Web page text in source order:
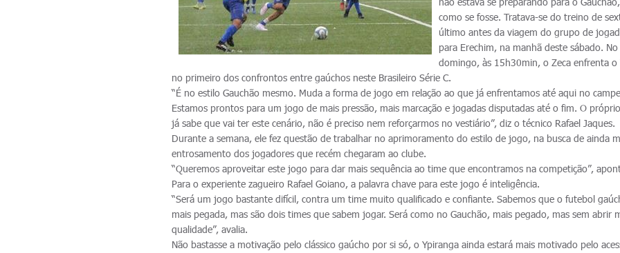
como se fosse. Tratava-se do treino de
último antes da viagem do grupo de
para Erechim, na manhã deste sábado. No
domingo, às 15h30min, o Zeca enfrenta o
no primeiro dos confrontos entre gaúchos neste Brasileiro Série C.
“É no estilo Gauchão mesmo. Muda a forma de jogo em relação ao que já enfrentamos até aqui no
Estamos prontos para um jogo de mais pressão, mais marcação e jogadas disputadas até o fim. O
já sabe que vai ter este cenário, não é preciso nem reforçarmos no vestiário”, diz o técnico Rafael Jaques.
Durante a semana, ele fez questão de trabalhar no aprimoramento do estilo de jogo, na busca de ainda
entrosamento dos jogadores que recém chegaram ao clube.
“Queremos aproveitar este jogo para dar mais sequência ao time que encontramos na competição”,
Para o experiente zagueiro Rafael Goiano, a palavra chave para este jogo é inteligência.
“Será um jogo bastante difícil, contra um time muito qualificado e confiante. Sabemos que o futebol
mais pegada, mas são dois times que sabem jogar. Será como no Gauchão, mais pegado, mas sem abrir
qualidade”, avalia.
Não bastasse a motivação pelo clássico gaúcho por si só, o Ypiranga ainda estará mais motivado pelo